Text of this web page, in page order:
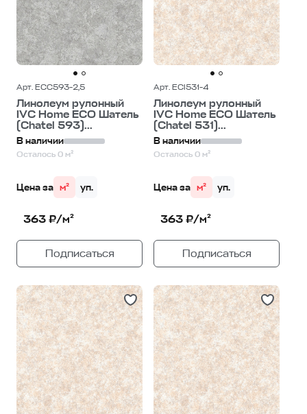
Арт. ECC593-2,5
Линолеум рулонный
IVC Home ECO Шатель
(Chatel 593)...
В наличии
Осталось 0 м²
Цена за м² уп.
363 ₽/м²
Подписаться
Арт. ECI531-4
Линолеум рулонный
IVC Home ECO Шатель
(Chatel 531)...
В наличии
Осталось 0 м²
Цена за м² уп.
363 ₽/м²
Подписаться